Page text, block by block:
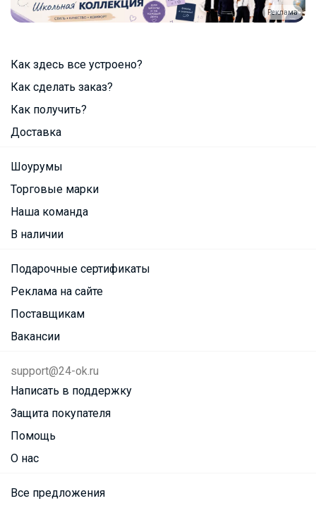
Реклама
Как здесь все устроено?
Как сделать заказ?
Как получить?
Доставка
Шоурумы
Торговые марки
Наша команда
В наличии
Подарочные сертификаты
Реклама на сайте
Поставщикам
Вакансии
support@24-ok.ru
Написать в поддержку
Защита покупателя
Помощь
О нас
Все предложения